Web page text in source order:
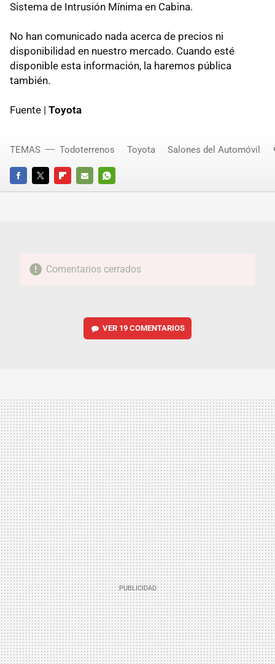
Sistema de Intrusión Mínima en Cabina.
No han comunicado nada acerca de precios ni
disponibilidad en nuestro mercado. Cuando esté
disponible esta información, la haremos pública
también.
Fuente | Toyota
FACEBOOKTWITTERFLIPBOARD
E-
WHATSAPP
TEMAS Todoterrenos Toyota Salones del Automóvil
Comentarios cerrados
VER 19 COMENTARIOS